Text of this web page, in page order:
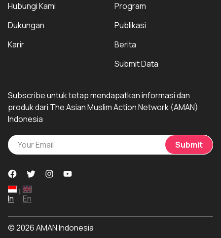
Hubungi Kami
Dukungan
Karir
Program
Publikasi
Berita
Submit Data
Subscribe untuk tetap mendapatkan informasi dan
produk dari The Asian Muslim Action Network (AMAN)
Indonesia
Submit
In
|
En
© 2026 AMAN Indonesia